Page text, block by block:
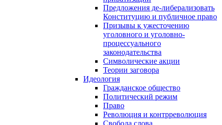
Предложения де-либерализовать
Конституцию и публичное право
Призывы к ужесточению
уголовного и уголовно-
процессуального
законодательства
Символические акции
Теории заговора
Идеология
Гражданское общество
Политический режим
Право
Революция и контрреволюция
Свобода слова